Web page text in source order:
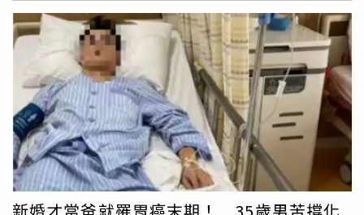
民眾為照護家中長輩，開始聘請外籍看護或台籍看護，希望
能減輕照護壓力，其中又以台籍看護的費用最高，每日日薪
從2000元至3300元不等，且在就業前必須完成衛福部規定
之照顧服務員專業訓練課程，或具備相關科系學歷並完成實
習，才能取得結業證書上工，因此台籍看護的價碼普遍比外
籍看護貴上不少。A姓雇主遭吳姓看護掌摑後，怒往警局報
案。（圖／民眾提供）然而吳姓看護卻疑似在未取得照服員
的資格，就直接上工，甚至爆出利用職務之便於雇主家中行
竊、徹夜賭博未歸等離譜行徑，但不僅是吳女涉嫌在家行
竊，其過年找來代班的看護也被雇主發現涉嫌行竊，儘管第
一時間報警處理，最終卻因證據不足，無監視器畫面拍到其
新婚才當爸就罹胃癌末期！ 35歲男苦撐化